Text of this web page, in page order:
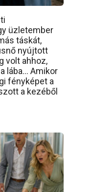
üzletember
táskát,
nyújtott
volt ahhoz,
lába… Amikor
fényképet a
a kezéből